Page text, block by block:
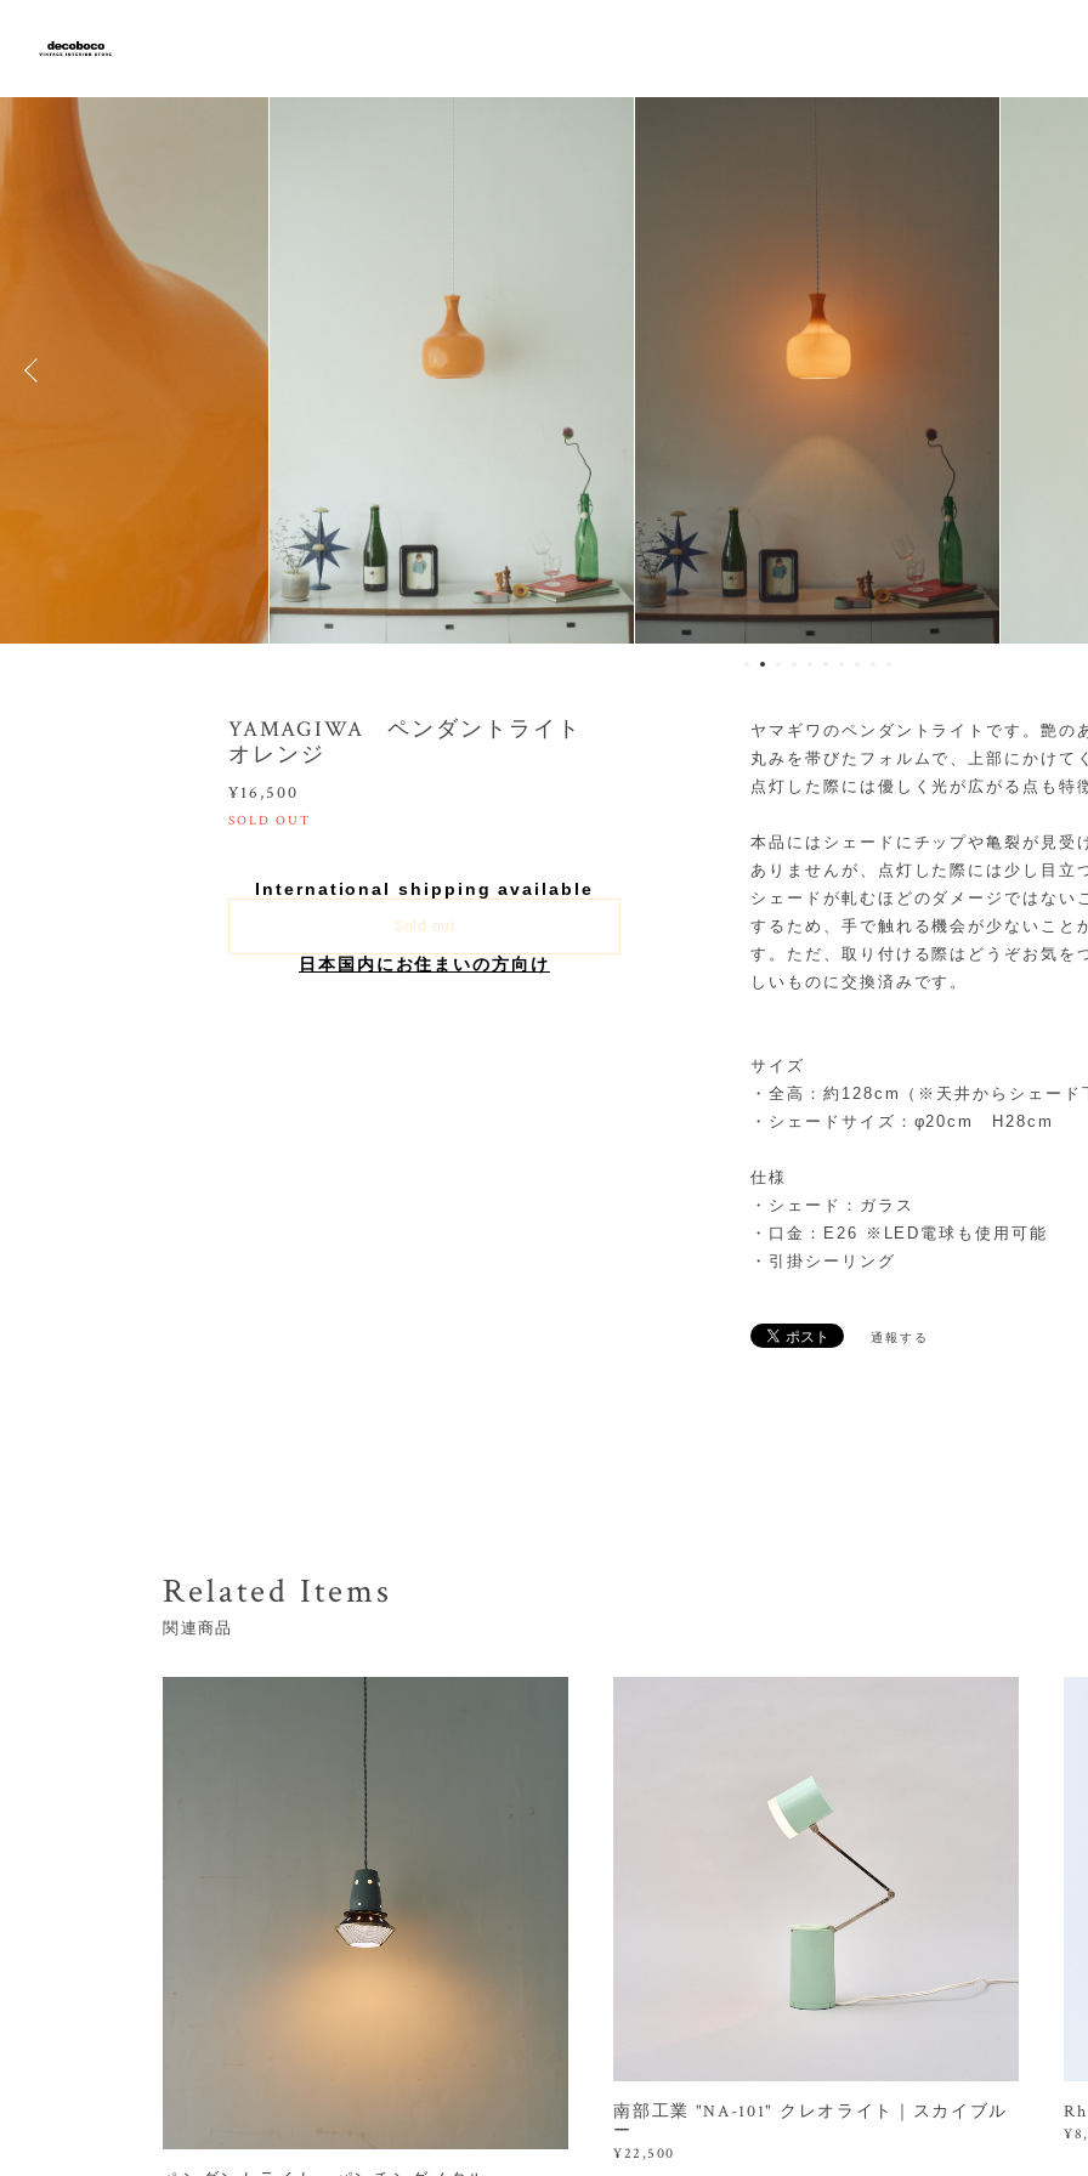
YAMAGIWA ペンダントライト
オレンジ
¥16,500
SOLD OUT
International shipping available
Sold out
日本国内にお住まいの方向け
ヤマギワのペンダントライトです。艶の
丸みを帯びたフォルムで、上部にかけて
点灯した際には優しく光が広がる点も特
本品にはシェードにチップや亀裂が見受
ありませんが、点灯した際には少し目立
シェードが軋むほどのダメージではない
するため、手で触れる機会が少ないこと
す。ただ、取り付ける際はどうぞお気を
しいものに交換済みです。
サイズ
・全高：約128cm（※天井からシェード
・シェードサイズ：φ20cm H28cm
仕様
・シェード：ガラス
・口金：E26 ※LED電球も使用可能
・引掛シーリング
通報する
Related Items
関連商品
南部工業 "NA-101" クレオライト｜スカイブル
ー
¥22,500